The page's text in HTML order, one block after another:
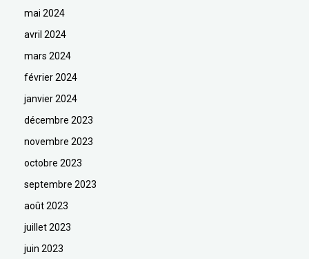
mai 2024
avril 2024
mars 2024
février 2024
janvier 2024
décembre 2023
novembre 2023
octobre 2023
septembre 2023
août 2023
juillet 2023
juin 2023